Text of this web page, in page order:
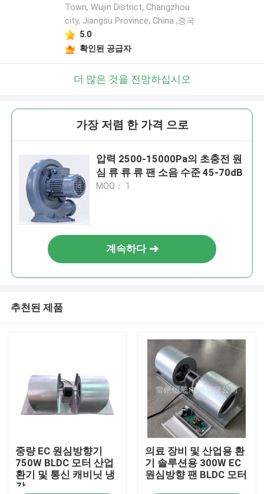
Town, Wujin District, Changzhou
city, Jiangsu Province, China ,중국
5.0
확인된 공급자
더 많은 것을 전망하십시오
가장 저렴 한 가격 으로
압력 2500-15000Pa의 초충전 원
심 류 류 류 팬 소음 수준 45-70dB
MOQ： 1
계속하다
추천된 제품
중량 EC 원심방향기
750W BLDC 모터 산업
환기 및 통신 캐비닛 냉
각
의료 장비 및 산업용 환
기 솔루션용 300W EC
원심방향 팬 BLDC 모터